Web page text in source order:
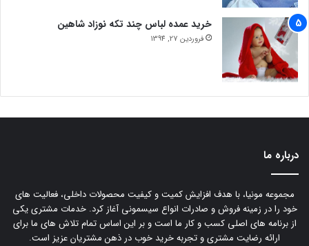
خرید عمده لباس چند تکه نوزاد شاهین
فروردین 27, 1394
درباره ما
مجموعه مونیا، با هدف افزایش کمیت و کیفیت محصولات داخلی، فعالیت های
خود را در زمینه فروش و صادرات انواع سیسمونی آغاز کرد. خدمات مشتری یکی
از برنامه های اصلی کسب و کار ما است و بر این اساس تمام تلاش های ما برای
ارائه رضایت مشتری و تجربه خرید خوب در ذهن مشتریان عزیز است.